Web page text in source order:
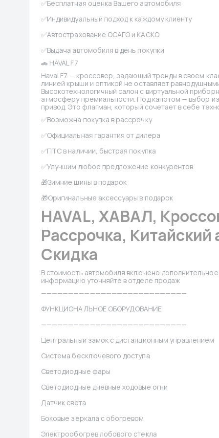
✅Бесплатная оценка Вашего автомобиля
✅Индивидуальный подход к каждому клиенту
✅Автострахование ОСАГО и КАСКО
✅Выдача автомобиля в день покупки
🚗 HAVAL F7
Haval F7 — кроссовер, задающий тренды в своем
линией крыши и оптикой не оставляет
Высокотехнологичный салон с виртуальной
атмосферу премиальности. Под капотом — выбор
привод. Это флагман, который сочетает в себе
✅Возможна покупка в рассрочку
✅Официальная гарантия от дилера
✅ПТС в наличии, быстрая покупка
✅Улучшим любое предложение конкурентов
🎁Зимние шины в подарок
🎁Оригинальные аксессуары в подарок
HAVAL, ХАВАЛ,
Рассрочка, Китайский
Скидка
В стоимость автомобиля включено
информацию уточняйте в отделе продаж
———————————————————————————
ФУНКЦИОНАЛЬНОЕ ОБОРУДОВАНИЕ
———————————————————————————
Центральный замок с дистанционным управлением
Система бесключевого доступа
Светодиодные фары
Светодиодные дневные ходовые огни
Датчик света
Боковые зеркала с обогревом
Электрообогрев лобового стекла